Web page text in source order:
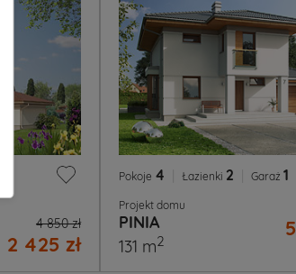
4 850 zł
2 425 zł
Pokoje 4 Łazienki 2 Garaż 1
Projekt domu
PINIA
131 m2